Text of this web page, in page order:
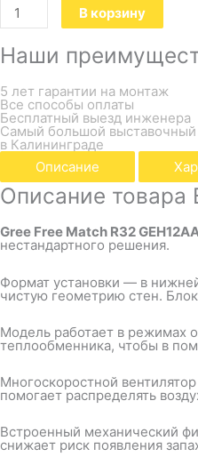
В корзину
Наши
5 лет гарантии на монтаж
Все способы оплаты
Бесплатный выезд инженера
Самый большой выставочный
в Калининграде
Описание
Описание товара
Gree Free Match R32
нестандартного решения.
Формат установки — в
чистую геометрию стен.
Модель работает в режимах
теплообменника, чтобы в
Многоскоростной
помогает распределять
Встроенный механический
снижает риск появления